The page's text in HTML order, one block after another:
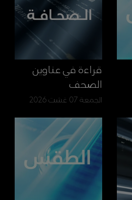
قراءة في عناوين
الصحف
الجمعة 07 غشت 2026